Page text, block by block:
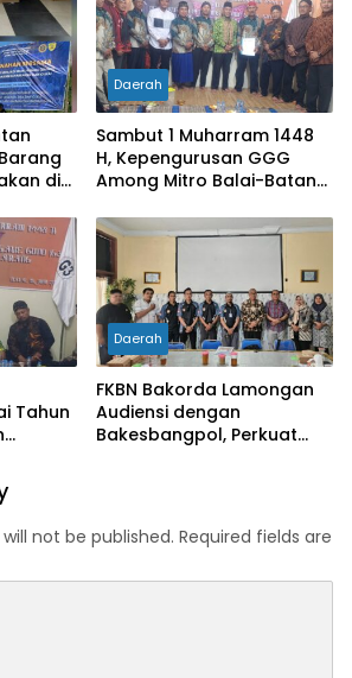
di
Daerah
Sambut 1 Muharram 1448
H, Kepengurusan GGG
Among Mitro Balai-Batang
Tahun
Daerah
FKBN Bakorda Lamongan
Audiensi dengan
Bakesbangpol, Perkuat
not be published. Required fields are